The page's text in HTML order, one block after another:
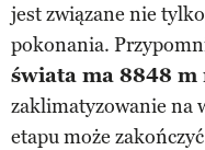
jest związane nie
pokonania.
świata ma 8848 m
zaklimatyzowanie na
etapu może